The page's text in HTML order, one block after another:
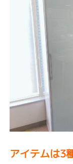
アイテムは3